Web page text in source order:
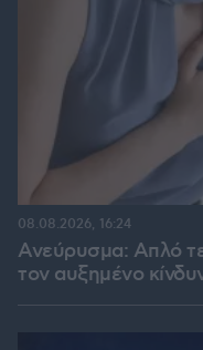
Ανεύρυσμα: Απλό
τον αυξημένο
08.08.2026, 16:24